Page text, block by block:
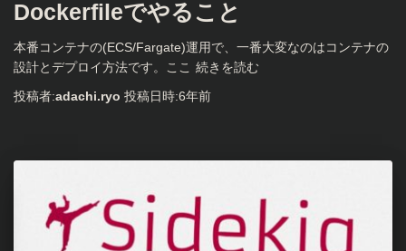
Dockerfileでやること
本番コンテナの(ECS/Fargate)運用で、一番大変なのはコンテナの
設計とデプロイ方法です。ここ 続きを読む
投稿者:adachi.ryo 投稿日時:6年前